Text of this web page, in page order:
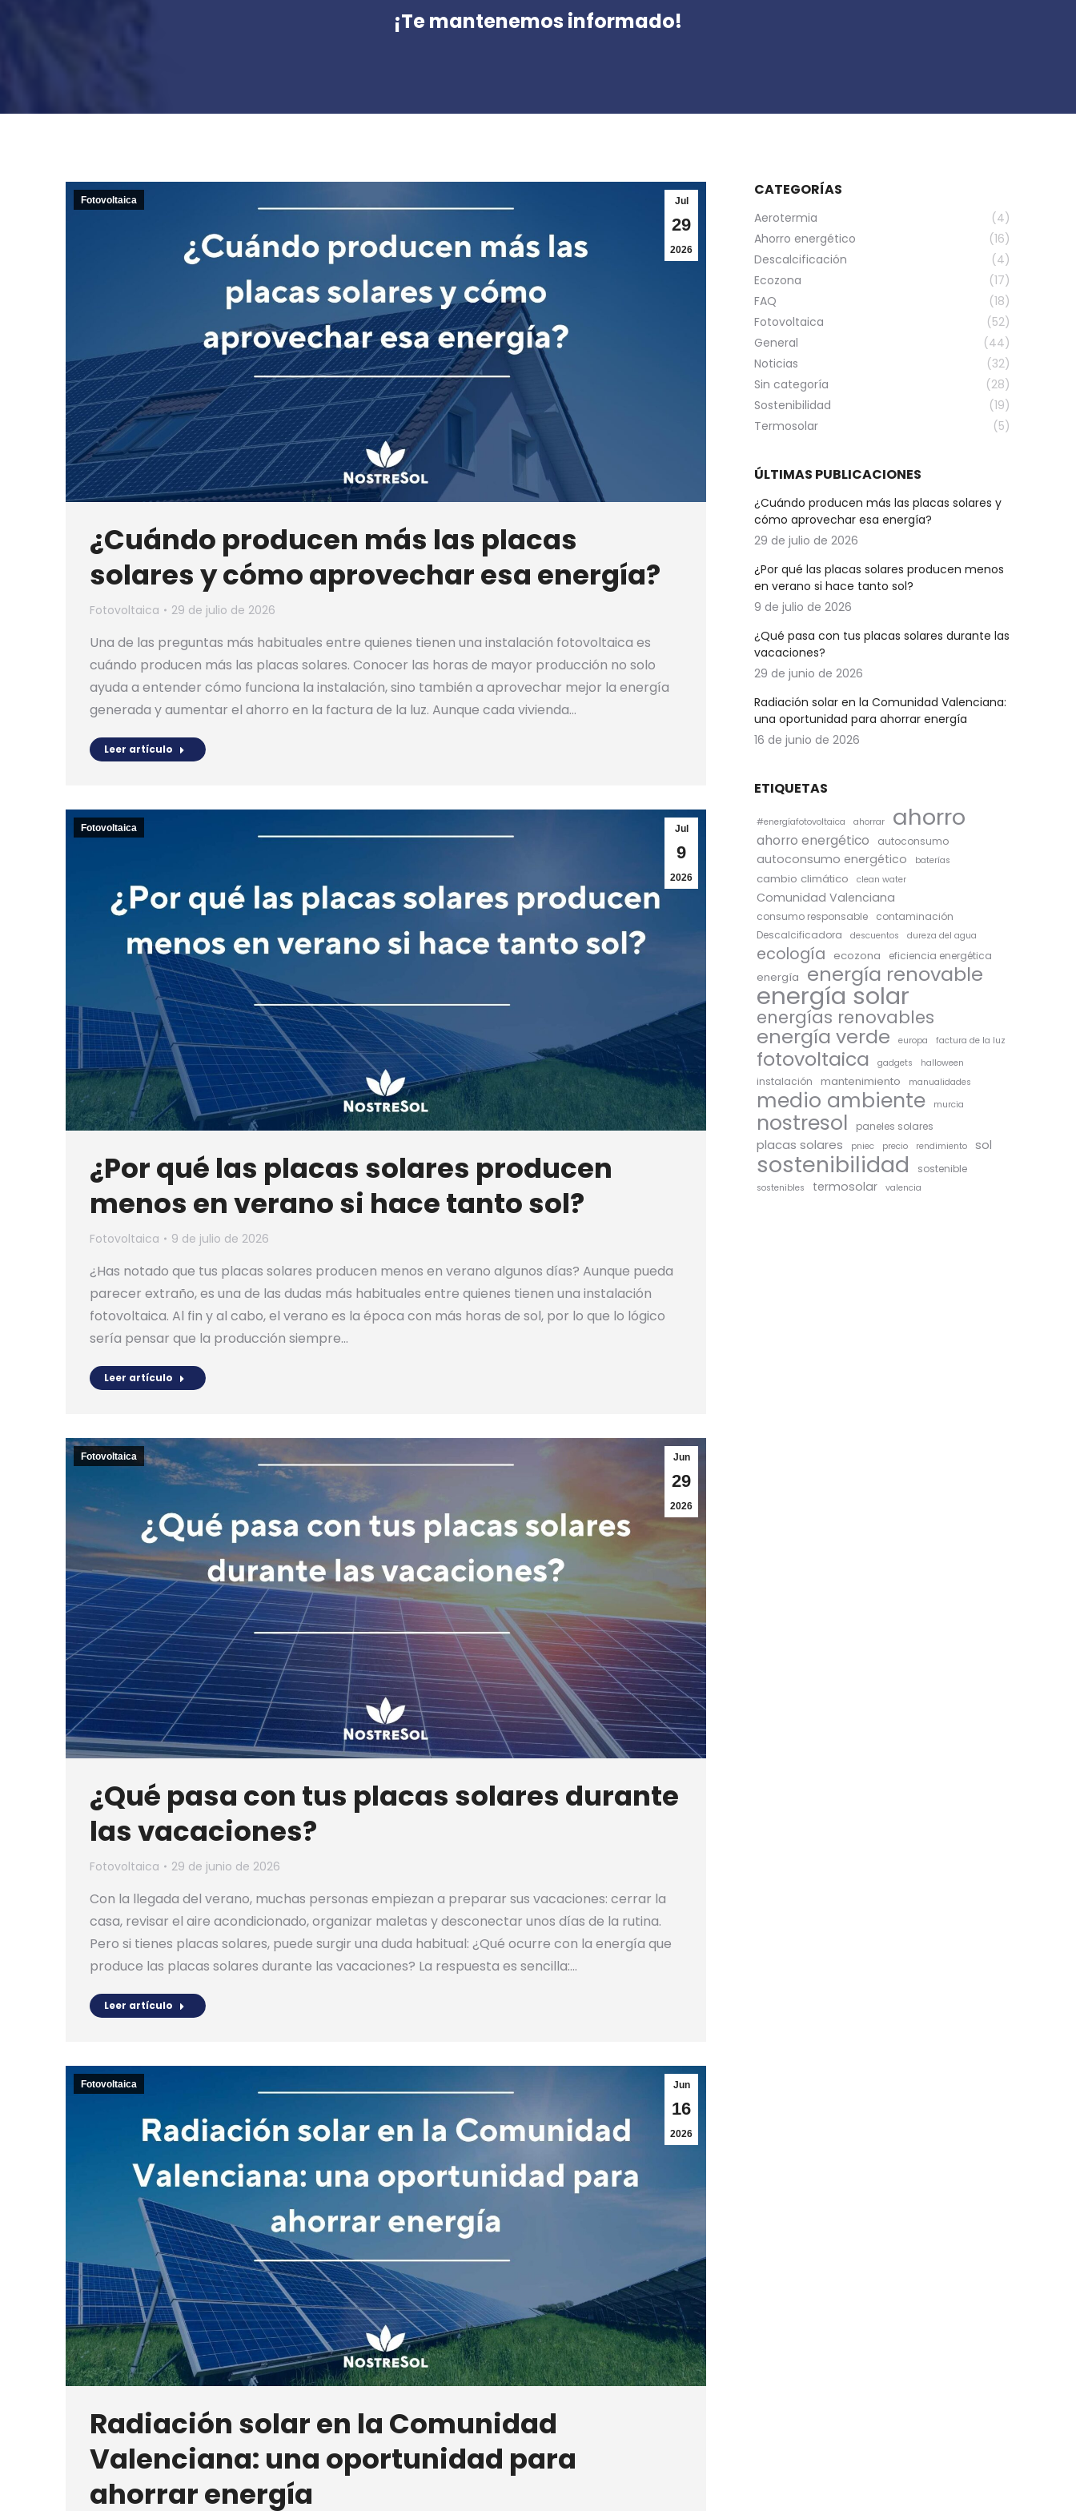
¡Te mantenemos informado!
Jul
29
2026
Fotovoltaica
¿Cuándo producen más las placas
solares y cómo aprovechar esa energía?
Fotovoltaica 29 de julio de 2026
Una de las preguntas más habituales entre quienes tienen una instalación fotovoltaica es
cuándo producen más las placas solares. Conocer las horas de mayor producción no solo
ayuda a entender cómo funciona la instalación, sino también a aprovechar mejor la energía
generada y aumentar el ahorro en la factura de la luz. Aunque cada vivienda…
Leer artículo
Jul
9
2026
Fotovoltaica
¿Por qué las placas solares producen
menos en verano si hace tanto sol?
Fotovoltaica 9 de julio de 2026
¿Has notado que tus placas solares producen menos en verano algunos días? Aunque pueda
parecer extraño, es una de las dudas más habituales entre quienes tienen una instalación
fotovoltaica. Al fin y al cabo, el verano es la época con más horas de sol, por lo que lo lógico
sería pensar que la producción siempre…
Leer artículo
Jun
29
2026
Fotovoltaica
¿Qué pasa con tus placas solares durante
las vacaciones?
Fotovoltaica 29 de junio de 2026
Con la llegada del verano, muchas personas empiezan a preparar sus vacaciones: cerrar la
casa, revisar el aire acondicionado, organizar maletas y desconectar unos días de la rutina.
Pero si tienes placas solares, puede surgir una duda habitual: ¿Qué ocurre con la energía que
produce las placas solares durante las vacaciones? La respuesta es sencilla:…
Leer artículo
Jun
16
2026
Fotovoltaica
Radiación solar en la Comunidad
Valenciana: una oportunidad para
ahorrar energía
CATEGORÍAS
Aerotermia
(4)
Ahorro energético
(16)
Descalcificación
(4)
Ecozona
(17)
FAQ
(18)
Fotovoltaica
(52)
General
(44)
Noticias
(32)
Sin categoría
(28)
Sostenibilidad
(19)
Termosolar
(5)
ÚLTIMAS PUBLICACIONES
¿Cuándo producen más las placas solares y
cómo aprovechar esa energía?
29 de julio de 2026
¿Por qué las placas solares producen menos
en verano si hace tanto sol?
9 de julio de 2026
¿Qué pasa con tus placas solares durante las
vacaciones?
29 de junio de 2026
Radiación solar en la Comunidad Valenciana:
una oportunidad para ahorrar energía
16 de junio de 2026
ETIQUETAS
#energíafotovoltaica ahorrar ahorro
ahorro energético autoconsumo
autoconsumo energético baterías
cambio climático clean water
Comunidad Valenciana
consumo responsable
contaminación
Descalcificadora
descuentos dureza del agua
ecología ecozona eficiencia energética
energía energía renovable
energía solar
energías renovables
energía verde europa factura de la luz
fotovoltaica gadgets halloween
instalación mantenimiento manualidades
medio ambiente murcia
nostresol paneles solares
placas solares pniec precio rendimiento sol
sostenibilidad sostenible
sostenibles termosolar valencia